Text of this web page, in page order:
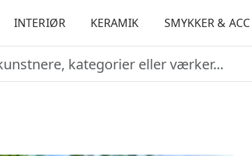
INTERIØR KERAMIK SMYKKER & ACC